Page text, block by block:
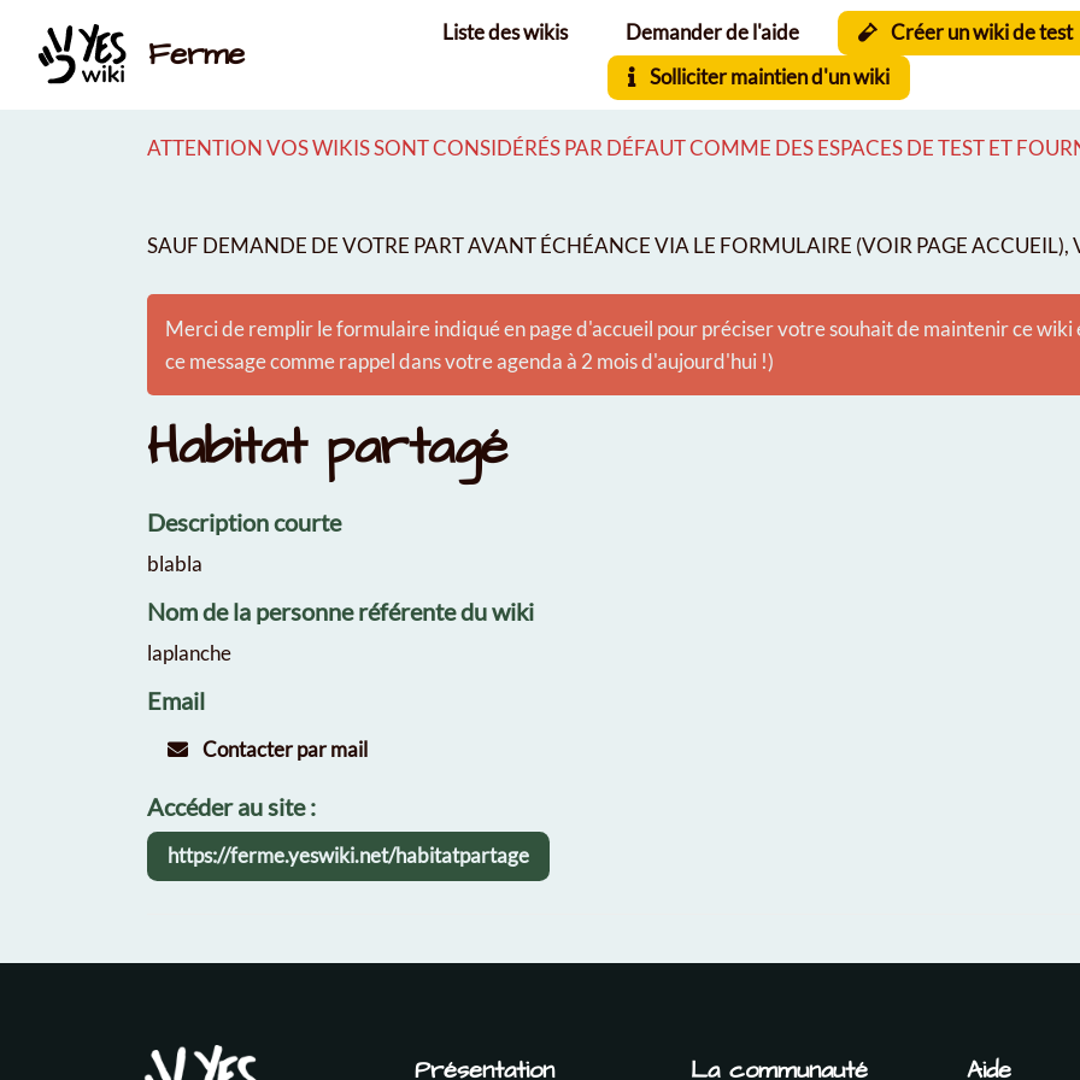
Aller au contenu principal
Ferme
Liste des wikis Demander de l'aide
Créer un wiki de test
Solliciter maintien d'un wiki
ATTENTION VOS WIKIS SONT CONSIDÉRÉS PAR DÉFAUT COMME DES ESPACES DE TEST ET
SAUF DEMANDE DE VOTRE PART AVANT ÉCHÉANCE VIA LE FORMULAIRE (VOIR PAGE ACCUEIL),
Merci de remplir le formulaire indiqué en page d'accueil pour préciser votre souhait de maintenir ce wiki
ce message comme rappel dans votre agenda à 2 mois d'aujourd'hui !)
Habitat partagé
Description courte
blabla
Nom de la personne référente du wiki
laplanche
Email
Contacter par mail
Accéder au site :
https://ferme.yeswiki.net/habitatpartage
Présentation La communauté Aide